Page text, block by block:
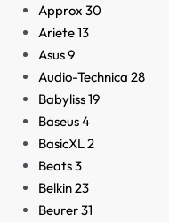
Approx 30
Ariete13
Asus9
Audio-Technica 28
Babyliss19
Baseus4
BasicXL2
Beats3
Belkin23
Beurer31